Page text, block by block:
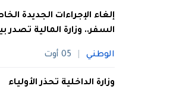
إلغاء الإجراءات الجديدة
السفر.. وزارة المالية تصدر
الوطني 05 أوت
وزارة الداخلية تحذر الأولياء